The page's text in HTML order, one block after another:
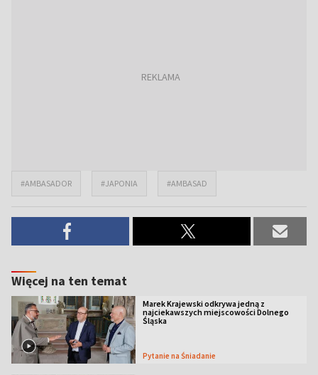
#AMBASADOR #JAPONIA #AMBASAD
Więcej na ten temat
Marek Krajewski odkrywa jedną z
najciekawszych miejscowości Dolnego
Śląska
Pytanie na Śniadanie